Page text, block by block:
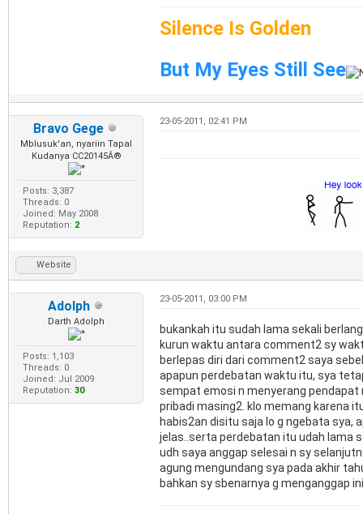
Silence Is Golden
But My Eyes Still See
Bravo Gege
Mblusuk'an, nyariin Tapal
Kudanya CC20145Â®
Posts: 3,387
Threads: 0
Joined: May 2008
Reputation: 2
23-05-2011, 02:41 PM
Website
Adolph
Darth Adolph
Posts: 1,103
Threads: 0
Joined: Jul 2009
Reputation: 30
23-05-2011, 03:00 PM
bukankah itu sudah lama sekali
kurun waktu antara comment2 sy
berlepas diri dari comment2 saya
apapun perdebatan waktu itu, sya
sempat emosi n menyerang
pribadi masing2. klo memang karena
habis2an disitu saja lo g ngebata sya,
jelas..serta perdebatan itu udah lama
udh saya anggap selesai n sy
agung mengundang sya pada akhir
bahkan sy sbenarnya g menganggap